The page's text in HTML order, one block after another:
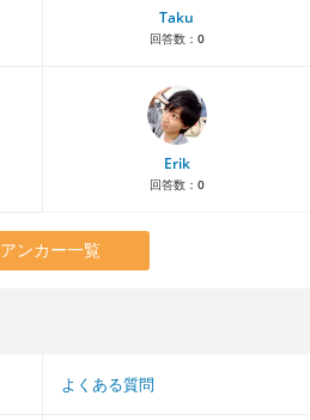
Taku
回答数： 0
Erik
回答数： 0
アンカー一覧
よくある質問